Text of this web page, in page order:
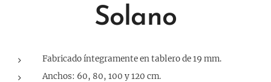
Solano
Fabricado íntegramente en tablero de 19 mm.
Anchos: 60, 80, 100 y 120 cm.